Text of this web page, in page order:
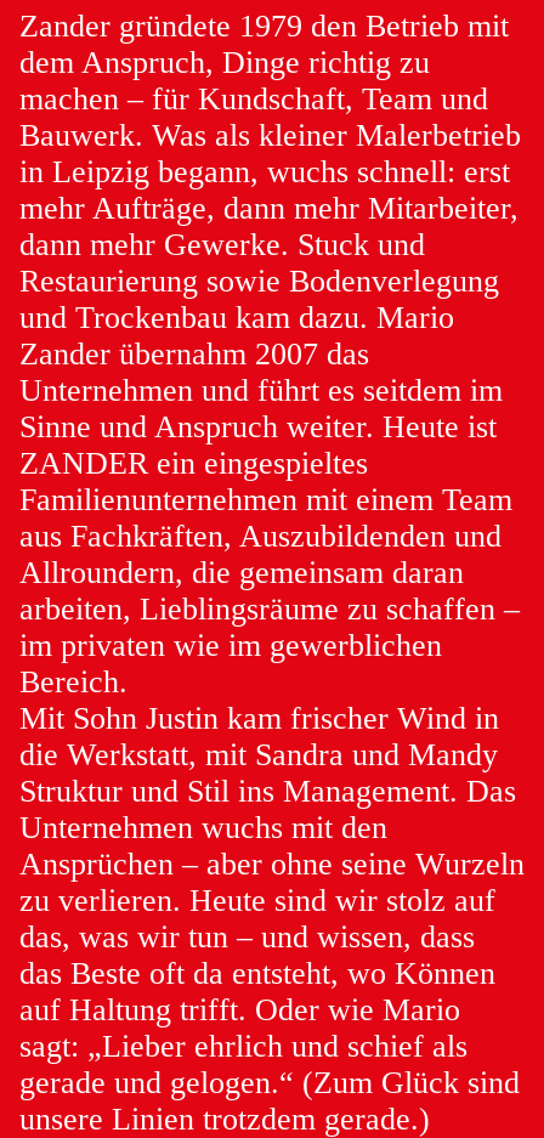
Zander gründete 1979 den Betrieb mit
dem Anspruch, Dinge richtig zu
machen – für Kundschaft, Team und
Bauwerk. Was als kleiner Malerbetrieb
in Leipzig begann, wuchs schnell: erst
mehr Aufträge, dann mehr Mitarbeiter,
dann mehr Gewerke. Stuck und
Restaurierung sowie Bodenverlegung
und Trockenbau kam dazu. Mario
Zander übernahm 2007 das
Unternehmen und führt es seitdem im
Sinne und Anspruch weiter. Heute ist
ZANDER ein eingespieltes
Familienunternehmen mit einem Team
aus Fachkräften, Auszubildenden und
Allroundern, die gemeinsam daran
arbeiten, Lieblingsräume zu schaffen –
im privaten wie im gewerblichen
Bereich.
Mit Sohn Justin kam frischer Wind in
die Werkstatt, mit Sandra und Mandy
Struktur und Stil ins Management. Das
Unternehmen wuchs mit den
Ansprüchen – aber ohne seine Wurzeln
zu verlieren. Heute sind wir stolz auf
das, was wir tun – und wissen, dass
das Beste oft da entsteht, wo Können
auf Haltung trifft. Oder wie Mario
sagt: „Lieber ehrlich und schief als
gerade und gelogen.“ (Zum Glück sind
unsere Linien trotzdem gerade.)